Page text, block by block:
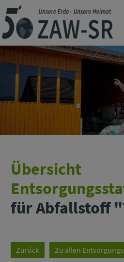
Übersicht
für Abfallstoff
Zurück Zu allen